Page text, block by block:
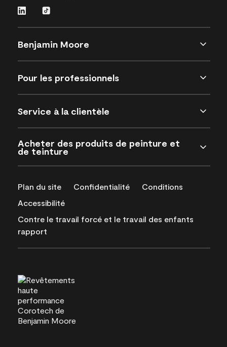
Benjamin Moore
Pour les professionnels
Service à la clientèle
Acheter des produits de peinture et
de teinture
Plan du site Confidentialité
Conditions
Accessibilité
Contre le travail forcé et le travail des enfants
rapport